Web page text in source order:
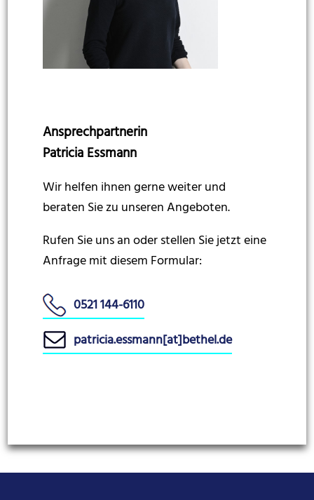
Ansprechpartnerin
Patricia Essmann
Wir helfen ihnen gerne weiter und
beraten Sie zu unseren Angeboten.
Rufen Sie uns an oder stellen Sie jetzt eine
Anfrage mit diesem Formular:
0521 144-6110
patricia.essmann[at]bethel.de